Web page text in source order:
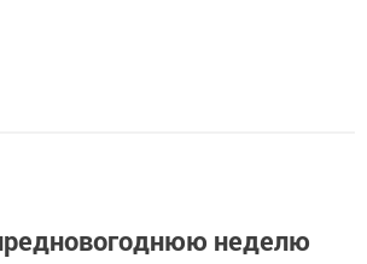
неделю